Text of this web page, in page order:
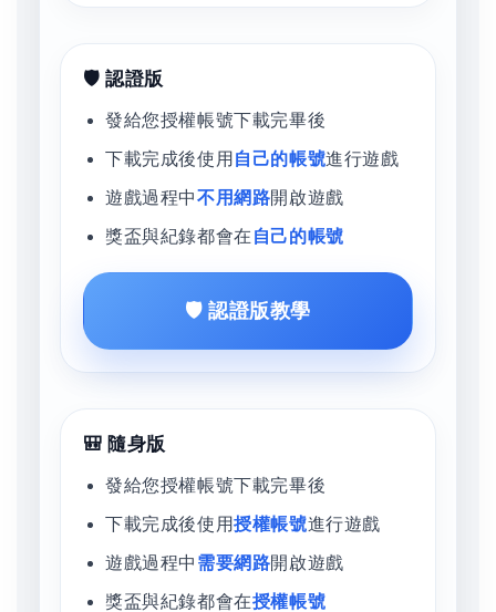
🛡️ 認證版
發給您授權帳號下載完畢後
下載完成後使用 自己的帳號進行遊戲
遊戲過程中不用網路開啟遊戲
獎盃與紀錄都會在 自己的帳號
🛡️ 認證版教學
🎒 隨身版
發給您授權帳號下載完畢後
下載完成後使用授權帳號進行遊戲
遊戲過程中 需要網路開啟遊戲
獎盃與紀錄都會在授權帳號